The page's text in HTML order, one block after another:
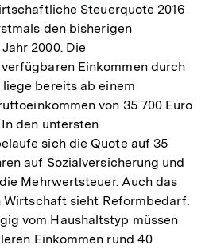
Auflösung
der
Fußnote
Steuerquote 2016
den bisherigen
2000. Die
Einkommen durch
bereits ab einem
von 35 700 Euro
den untersten
sich die Quote auf 35
auf Sozialversicherung und
Mehrwertsteuer. Auch das
sieht Reformbedarf:
vom Haushaltstyp müssen
Einkommen rund 40